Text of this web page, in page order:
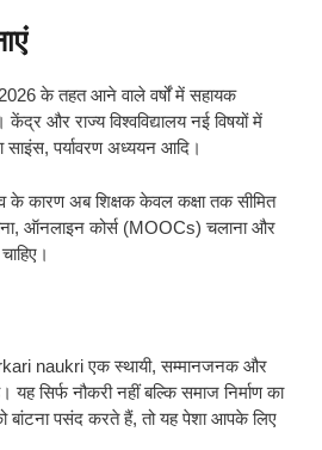
2026 के तहत आने वाले वर्षों में सहायक
और राज्य विश्वविद्यालय नई विषयों में
पर्यावरण अध्ययन आदि।
के कारण अब शिक्षक केवल कक्षा तक सीमित
ऑनलाइन कोर्स (MOOCs) चलाना और
naukri एक स्थायी, सम्मानजनक और
सिर्फ नौकरी नहीं बल्कि समाज निर्माण का
पसंद करते हैं, तो यह पेशा आपके लिए